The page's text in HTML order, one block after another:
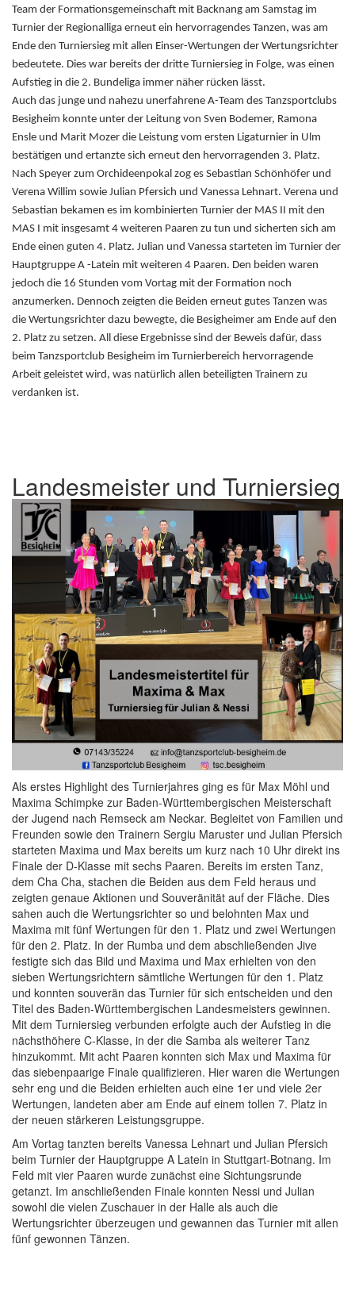
Team der Formationsgemeinschaft mit Backnang am Samstag im
Turnier der Regionalliga erneut ein hervorragendes Tanzen, was am
Ende den Turniersieg mit allen Einser-Wertungen der Wertungsrichter
bedeutete. Dies war bereits der dritte Turniersieg in Folge, was einen
Aufstieg in die 2. Bundeliga immer näher rücken lässt.
Auch das junge und nahezu unerfahrene A-Team des Tanzsportclubs
Besigheim konnte unter der Leitung von Sven Bodemer, Ramona
Ensle und Marit Mozer die Leistung vom ersten Ligaturnier in Ulm
bestätigen und ertanzte sich erneut den hervorragenden 3. Platz.
Nach Speyer zum Orchideenpokal zog es Sebastian Schönhöfer und
Verena Willim sowie Julian Pfersich und Vanessa Lehnart. Verena und
Sebastian bekamen es im kombinierten Turnier der MAS II mit den
MAS I mit insgesamt 4 weiteren Paaren zu tun und sicherten sich am
Ende einen guten 4. Platz. Julian und Vanessa starteten im Turnier der
Hauptgruppe A -Latein mit weiteren 4 Paaren. Den beiden waren
jedoch die 16 Stunden vom Vortag mit der Formation noch
anzumerken. Dennoch zeigten die Beiden erneut gutes Tanzen was
die Wertungsrichter dazu bewegte, die Besigheimer am Ende auf den
2. Platz zu setzen. All diese Ergebnisse sind der Beweis dafür, dass
beim Tanzsportclub Besigheim im Turnierbereich hervorragende
Arbeit geleistet wird, was natürlich allen beteiligten Trainern zu
verdanken ist.
Landesmeister und Turniersieg
Als erstes Highlight des Turnierjahres ging es für Max Möhl und
Maxima Schimpke zur Baden-Württembergischen Meisterschaft
der Jugend nach Remseck am Neckar. Begleitet von Familien und
Freunden sowie den Trainern Sergiu Maruster und Julian Pfersich
starteten Maxima und Max bereits um kurz nach 10 Uhr direkt ins
Finale der D-Klasse mit sechs Paaren. Bereits im ersten Tanz,
dem Cha Cha, stachen die Beiden aus dem Feld heraus und
zeigten genaue Aktionen und Souveränität auf der Fläche. Dies
sahen auch die Wertungsrichter so und belohnten Max und
Maxima mit fünf Wertungen für den 1. Platz und zwei Wertungen
für den 2. Platz. In der Rumba und dem abschließenden Jive
festigte sich das Bild und Maxima und Max erhielten von den
sieben Wertungsrichtern sämtliche Wertungen für den 1. Platz
und konnten souverän das Turnier für sich entscheiden und den
Titel des Baden-Württembergischen Landesmeisters gewinnen.
Mit dem Turniersieg verbunden erfolgte auch der Aufstieg in die
nächsthöhere C-Klasse, in der die Samba als weiterer Tanz
hinzukommt. Mit acht Paaren konnten sich Max und Maxima für
das siebenpaarige Finale qualifizieren. Hier waren die Wertungen
sehr eng und die Beiden erhielten auch eine 1er und viele 2er
Wertungen, landeten aber am Ende auf einem tollen 7. Platz in
der neuen stärkeren Leistungsgruppe.
Am Vortag tanzten bereits Vanessa Lehnart und Julian Pfersich
beim Turnier der Hauptgruppe A Latein in Stuttgart-Botnang. Im
Feld mit vier Paaren wurde zunächst eine Sichtungsrunde
getanzt. Im anschließenden Finale konnten Nessi und Julian
sowohl die vielen Zuschauer in der Halle als auch die
Wertungsrichter überzeugen und gewannen das Turnier mit allen
fünf gewonnen Tänzen.